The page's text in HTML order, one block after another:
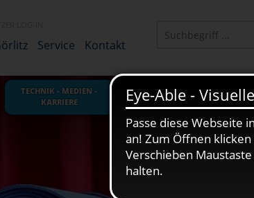
Service Kontakt
TECHNIK - MEDIEN -
KARRIERE
JUNGE VHS